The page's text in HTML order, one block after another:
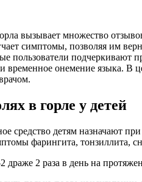
вызывает множество
симптомы, позволяя им
пользователи подчеркивают
временное онемение языка. В
в горле у детей
средство детям назначают
фарингита, тонзиллита,
2 раза в день на